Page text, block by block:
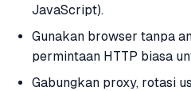
JavaScript).
Gunakan browser tanpa
permintaan HTTP biasa
Gabungkan proxy, rotasi